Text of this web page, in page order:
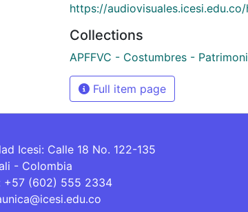
https://
Collections
APFFVC - Costumbres -
Full item page
Icesi: Calle 18 No. 122-135
- Colombia
+57 (602) 555 2334